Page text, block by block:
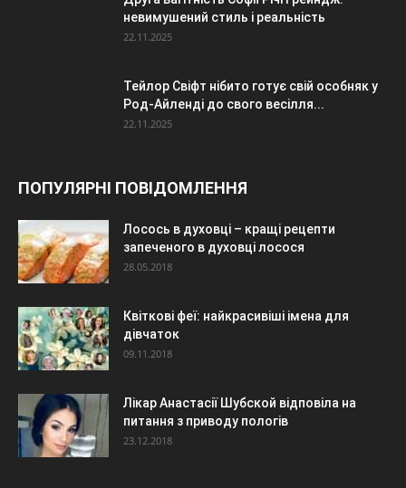
невимушений стиль і реальність
22.11.2025
Тейлор Свіфт нібито готує свій особняк у
Род-Айленді до свого весілля...
22.11.2025
ПОПУЛЯРНІ ПОВІДОМЛЕННЯ
Лосось в духовці – кращі рецепти
запеченого в духовці лосося
28.05.2018
Квіткові феї: найкрасивіші імена для
дівчаток
09.11.2018
Лікар Анастасії Шубской відповіла на
питання з приводу пологів
23.12.2018